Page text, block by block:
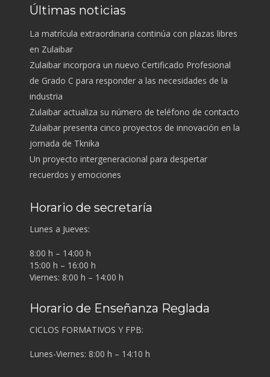
Últimas noticias
La matrícula extraordinaria continúa con plazas libres
en Zulaibar
Zulaibar incorpora un nuevo Certificado Profesional
de Grado C para responder a las necesidades de la
industria
Zulaibar actualiza su número de teléfono de contacto
Zulaibar presenta cinco proyectos de innovación en la
jornada de Tknika
Un proyecto intergeneracional para despertar
recuerdos y emociones
Horario de secretaría
Lunes a Jueves:
8:00 h – 14:00 h
15:00 h – 16:00 h
Viernes: 8:00 h – 14:00 h
Horario de Enseñanza Reglada
CICLOS FORMATIVOS Y FPB:
Lunes-Viernes: 8:00 h – 14:10 h